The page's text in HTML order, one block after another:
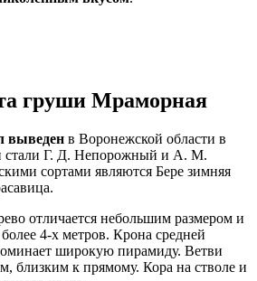
груши Мраморная
выведен в Воронежской области в
стали Г. Д. Непорожный и А. М.
сортами являются Бере зимняя
отличается небольшим размером и
4-х метров. Крона средней
широкую пирамиду. Ветви
близким к прямому. Кора на стволе и